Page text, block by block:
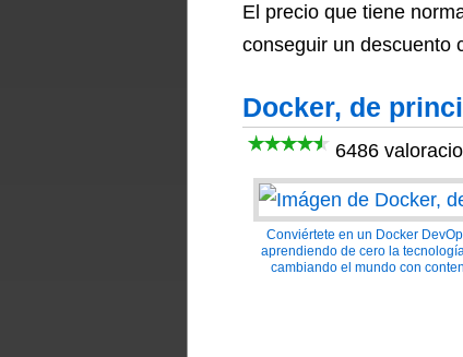
El precio que tiene
conseguir un descuento
Docker, de
6486
Conviértete en un Docker
aprendiendo de cero la
cambiando el mundo con